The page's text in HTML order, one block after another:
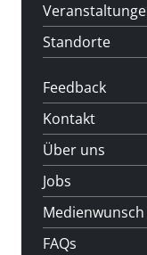
Standorte
Feedback
Kontakt
Über uns
Jobs
Medienwunsch
FAQs